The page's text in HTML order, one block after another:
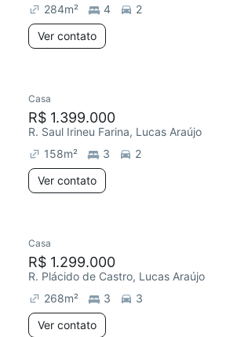
284m² 4
2
Ver contato
Casa
R$ 1.399.000
R. Saul Irineu Farina, Lucas Araújo
158m² 3
2
Ver contato
Casa
R$ 1.299.000
R. Plácido de Castro, Lucas Araújo
268m² 3
3
Ver contato